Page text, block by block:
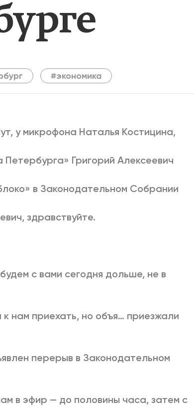
РОССИЯ-2022: ПРИЧИНЫ
#экономика
у микрофона Наталья Костицина,
Петербурга» Григорий Алексеевич
в Законодательном Собрании
здравствуйте.
с вами сегодня дольше, не в
к нам приехать, но объя… приезжали
перерыв в Законодательном
в эфир — до половины часа, затем с